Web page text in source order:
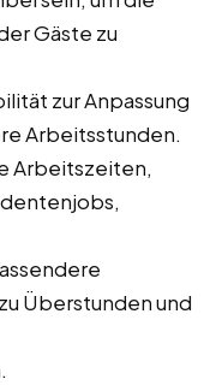
Gäste zu
zur Anpassung
Arbeitsstunden.
Arbeitszeiten,
Überstunden und